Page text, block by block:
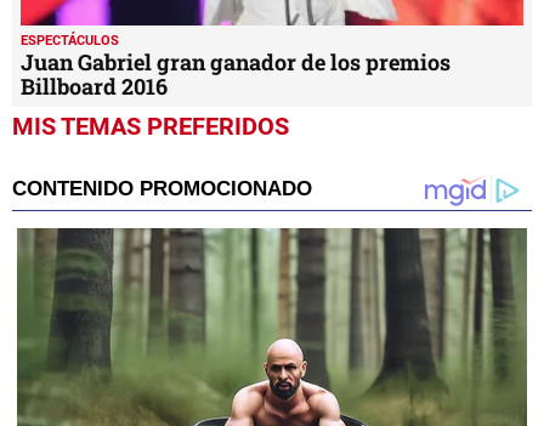
ESPECTÁCULOS
Juan Gabriel gran ganador de los premios
Billboard 2016
MIS TEMAS PREFERIDOS